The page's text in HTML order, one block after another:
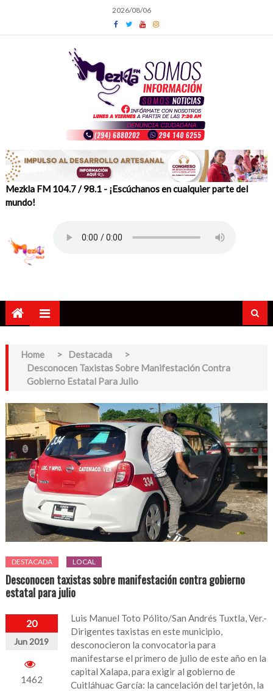
content
2026/08/06
Mezkla FM 104.7 / 98.1 - ¡Escúchanos en cualquier parte del
mundo!
Home > Destacada
>
Desconocen Taxistas Sobre Manifestación Contra
Gobierno Estatal Para Julio
DESTACADA LOCAL
Desconocen taxistas sobre manifestación contra gobierno
estatal para julio
20
Jun 2019
1462
Luis Manuel Toto Pólito/San Andrés Tuxtla, Ver.-
Dirigentes taxistas en este municipio,
desconocieron la convocatoria para
manifestarse el primero de julio de este año en la
capital Xalapa, para exigir al gobierno de
Cuitláhuac García: la cancelación del tarjetón, la